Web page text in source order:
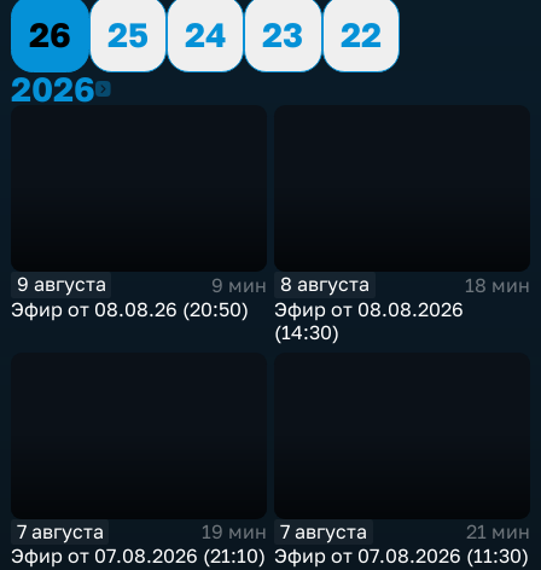
26
25 24 23
22
20262026
9 августа
9 мин
Эфир от 08.08.26 (20:50)
8 августа
18 мин
Эфир от 08.08.2026
(14:30)
7 августа
19 мин
Эфир от 07.08.2026 (21:10)
7 августа
21 мин
Эфир от 07.08.2026 (11:30)